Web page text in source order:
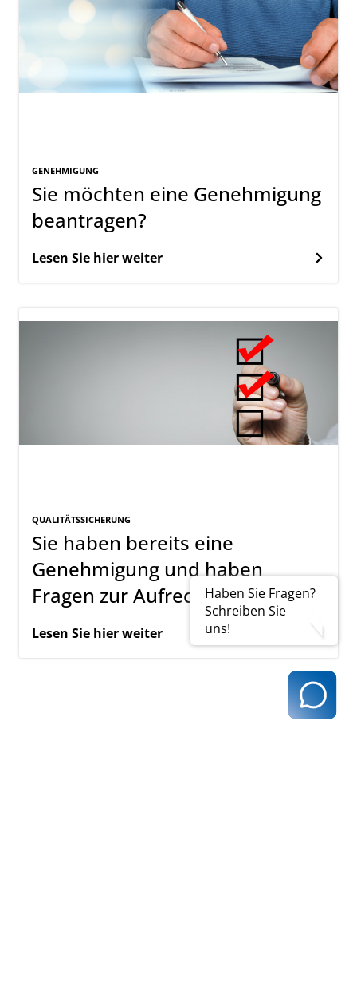
Haben Sie Fragen?
Schreiben Sie
uns!
GENEHMIGUNG
Sie möchten eine Genehmigung
beantragen?
Lesen Sie hier weiter
QUALITÄTSSICHERUNG
Sie haben bereits eine
Genehmigung und haben
Fragen zur Aufrechterhaltung?
Lesen Sie hier weiter